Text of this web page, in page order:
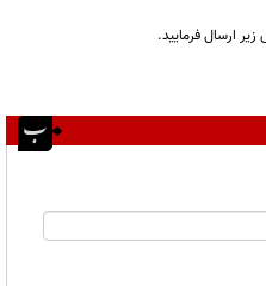
ارسال فرمایید.